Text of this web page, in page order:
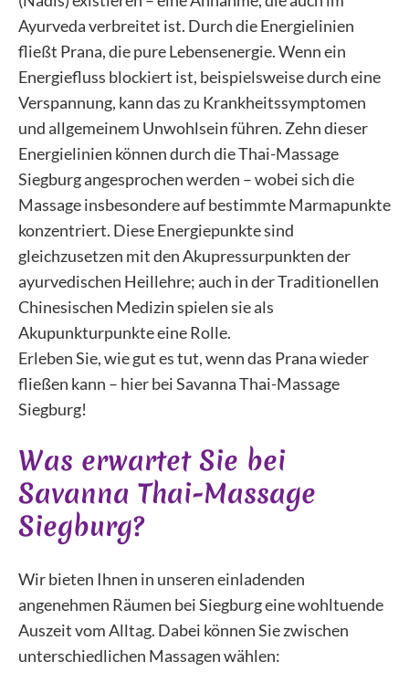
Ayurveda verbreitet ist. Durch die Energielinien
fließt Prana, die pure Lebensenergie. Wenn ein
Energiefluss blockiert ist, beispielsweise durch eine
Verspannung, kann das zu Krankheitssymptomen
und allgemeinem Unwohlsein führen. Zehn dieser
Energielinien können durch die Thai-Massage
Siegburg angesprochen werden – wobei sich die
Massage insbesondere auf bestimmte Marmapunkte
konzentriert. Diese Energiepunkte sind
gleichzusetzen mit den Akupressurpunkten der
ayurvedischen Heillehre; auch in der Traditionellen
Chinesischen Medizin spielen sie als
Akupunkturpunkte eine Rolle.
Erleben Sie, wie gut es tut, wenn das Prana wieder
fließen kann – hier bei Savanna Thai-Massage
Siegburg!
Was erwartet Sie bei
Savanna Thai-Massage
Siegburg?
Wir bieten Ihnen in unseren einladenden
angenehmen Räumen bei Siegburg eine wohltuende
Auszeit vom Alltag. Dabei können Sie zwischen
unterschiedlichen Massagen wählen: